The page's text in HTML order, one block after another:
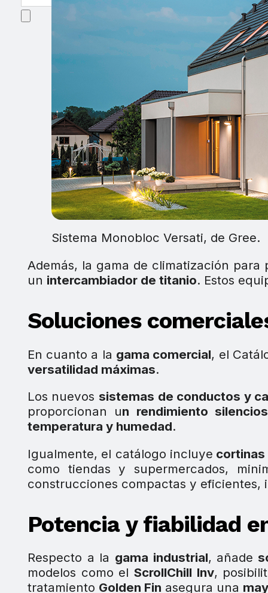
Sistema Monobloc Versati, de Gree.
Además, la gama de climatización para
un intercambiador de titanio. Estos
Soluciones
En cuanto a la gama comercial, el
versatilidad máximas.
Los nuevos sistemas de conductos y
proporcionan un rendimiento
temperatura y humedad.
Igualmente, el catálogo incluye cortinas
como tiendas y supermercados,
construcciones compactas y eficientes,
Potencia y fiabilidad
Respecto a la gama industrial, añade
modelos como elScrollChill Inv,
tratamiento Golden Fin asegura una